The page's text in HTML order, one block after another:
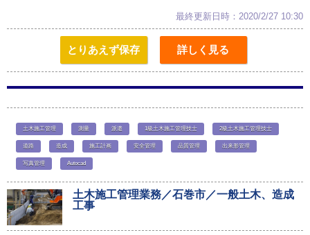
最終更新日時：2020/2/27 10:30
とりあえず保存 詳しく見る
土木施工管理 測量 派遣 1級土木施工管理技士 2級土木施工管理技士
道路 造成 施工計画 安全管理 品質管理 出来形管理
写真管理 Autocad
土木施工管理業務／石巻市／一般土木、造成
工事